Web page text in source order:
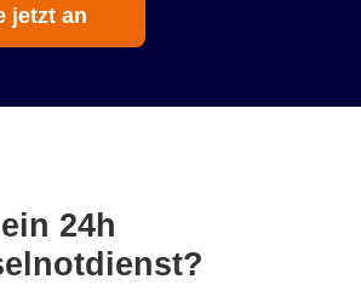
jetzt an
24h